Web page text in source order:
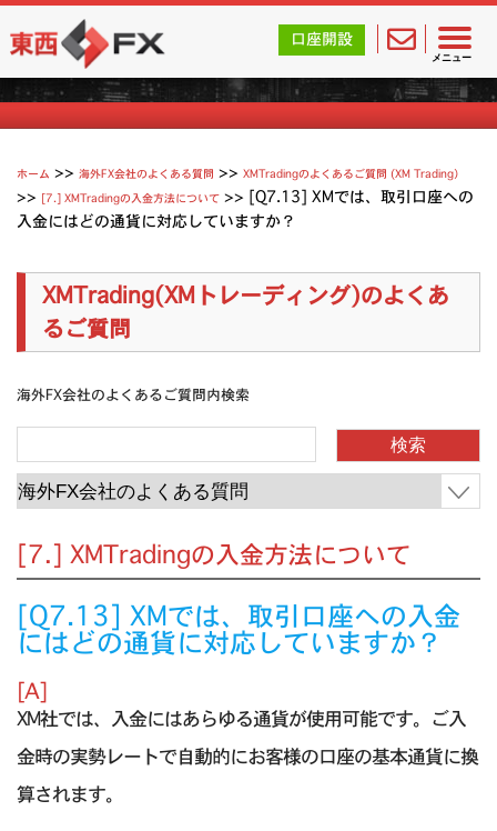
メニュー
東西FX｜海外FX会社（ブローカー）の無料口座開設サポ
口座開設
XMTradingのよくあるご質問
ホーム >>海外FX会社のよくある質問 >>XMTradingのよくあるご質問 (XM Trading）
>> [7.] XMTradingの入金方法について >> [Q7.13] XMでは、取引口座への
入金にはどの通貨に対応していますか？
XMTrading(XMトレーディング)のよくあ
るご質問
海外FX会社のよくあるご質問内検索
[7.] XMTradingの入金方法について
[Q7.13] XMでは、取引口座への入金
にはどの通貨に対応していますか？
[A]
XM社では、入金にはあらゆる通貨が使用可能です。ご入
金時の実勢レートで自動的にお客様の口座の基本通貨に換
算されます。